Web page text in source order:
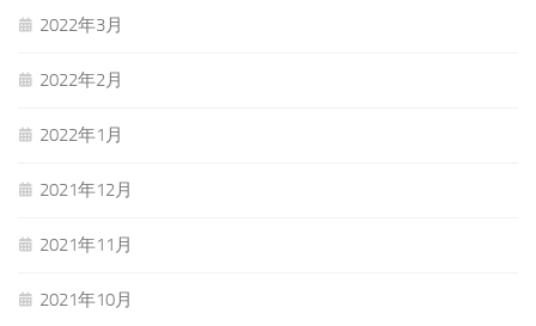
2022年3月
2022年2月
2022年1月
2021年12月
2021年11月
2021年10月